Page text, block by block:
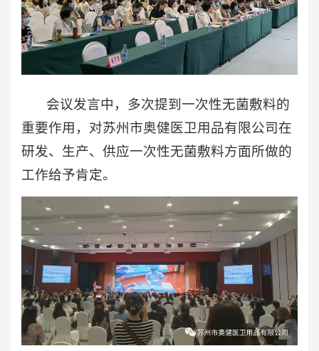
会议发言中，多次提到一次性无菌敷料的
重要作用，对苏州市奥健医卫用品有限公司在
研发、生产、供应一次性无菌敷料方面所做的
工作给予肯定。